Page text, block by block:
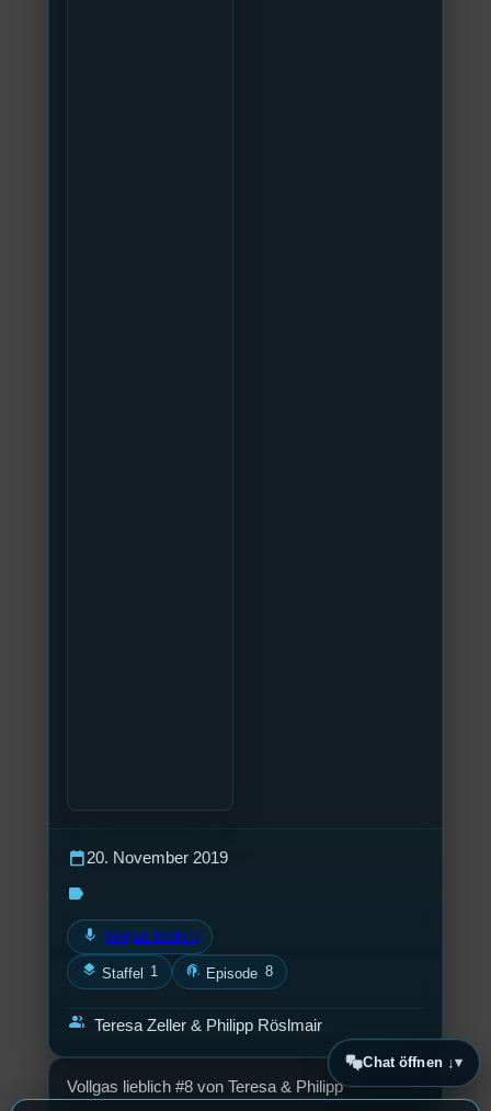
Vollgas lieblich #8 von Teresa & Philipp
calendar_today20. November 2019
label
mic Vollgas lieblich
layers Staffel 1 podcasts Episode 8
group Teresa Zeller & Philipp Röslmair
Chat öffnen ↓